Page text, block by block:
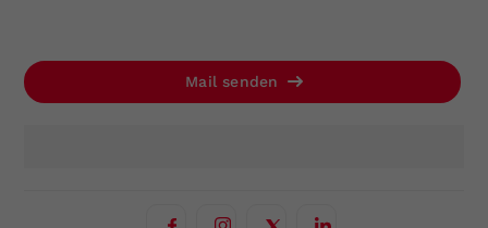
Mail senden